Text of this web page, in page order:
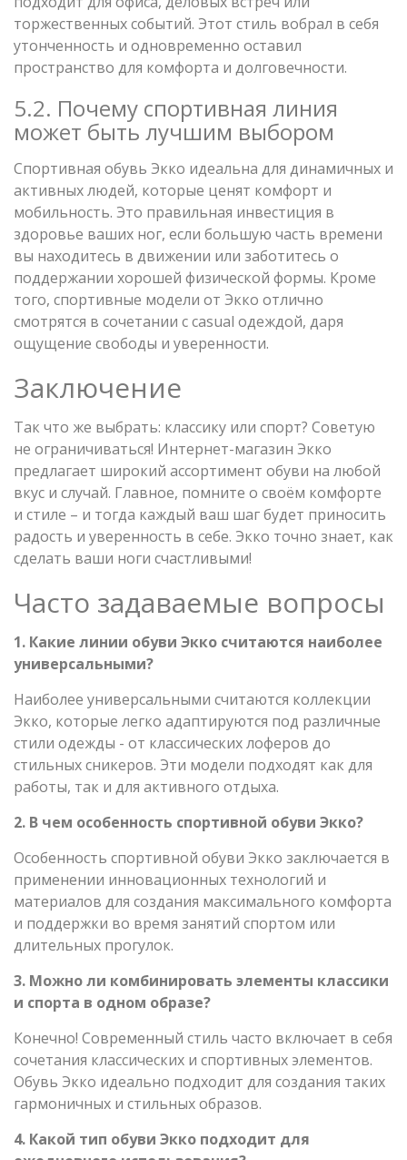
торжественных событий. Этот стиль вобрал в себя
утонченность и одновременно оставил
пространство для комфорта и долговечности.
5.2. Почему спортивная линия
может быть лучшим выбором
Спортивная обувь Экко идеальна для динамичных и
активных людей, которые ценят комфорт и
мобильность. Это правильная инвестиция в
здоровье ваших ног, если большую часть времени
вы находитесь в движении или заботитесь о
поддержании хорошей физической формы. Кроме
того, спортивные модели от Экко отлично
смотрятся в сочетании с casual одеждой, даря
ощущение свободы и уверенности.
Заключение
Так что же выбрать: классику или спорт? Советую
не ограничиваться! Интернет-магазин Экко
предлагает широкий ассортимент обуви на любой
вкус и случай. Главное, помните о своём комфорте
и стиле – и тогда каждый ваш шаг будет приносить
радость и уверенность в себе. Экко точно знает, как
сделать ваши ноги счастливыми!
Часто задаваемые вопросы
1. Какие линии обуви Экко считаются наиболее
универсальными?
Наиболее универсальными считаются коллекции
Экко, которые легко адаптируются под различные
стили одежды - от классических лоферов до
стильных сникеров. Эти модели подходят как для
работы, так и для активного отдыха.
2. В чем особенность спортивной обуви Экко?
Особенность спортивной обуви Экко заключается в
применении инновационных технологий и
материалов для создания максимального комфорта
и поддержки во время занятий спортом или
длительных прогулок.
3. Можно ли комбинировать элементы классики
и спорта в одном образе?
Конечно! Современный стиль часто включает в себя
сочетания классических и спортивных элементов.
Обувь Экко идеально подходит для создания таких
гармоничных и стильных образов.
4. Какой тип обуви Экко подходит для